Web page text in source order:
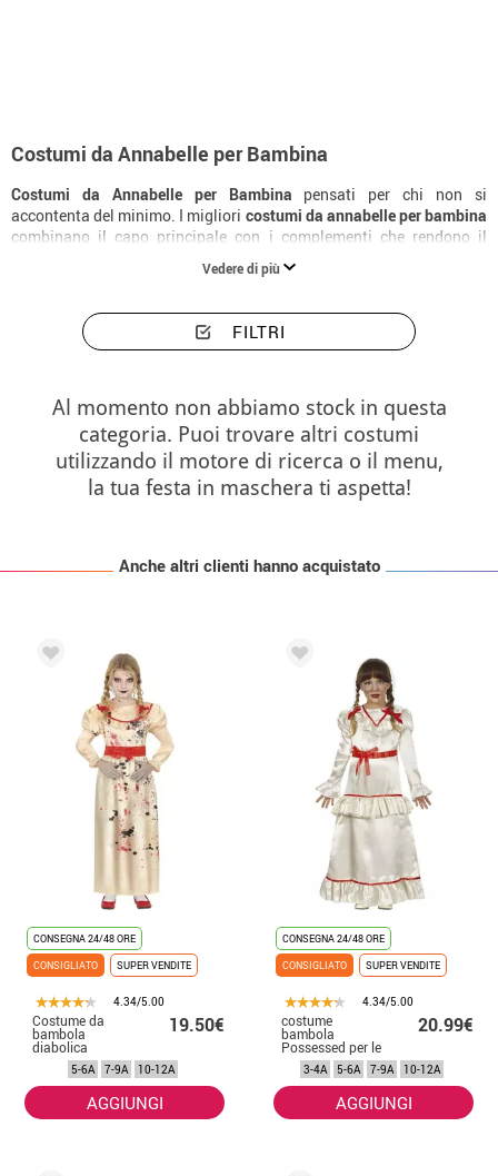
Costumi da Annabelle per Bambina
Costumi da Annabelle per Bambina pensati per chi non si
accontenta del minimo. I migliori costumi da annabelle per bambina
combinano il capo principale con i complementi che rendono il
personaggio riconoscibile all'istante. Scopri tutta la collezione di
per bambina e trova la versione perfetta per il
Vedere di più
FILTRI
Al momento non abbiamo stock in questa
categoria. Puoi trovare altri costumi
utilizzando il motore di ricerca o il menu,
la tua festa in maschera ti aspetta!
Anche altri clienti hanno acquistato
CONSEGNA 24/48 ORE
CONSIGLIATO
SUPER VENDITE
4.34/5.00
Costume da
bambola
diabolica
assassina per
ragazza
19.50€
5-6A 7-9A 10-12A
AGGIUNGI
CONSEGNA 24/48 ORE
CONSIGLIATO
SUPER VENDITE
4.34/5.00
costume
bambola
Possessed per le
ragazze
20.99€
3-4A 5-6A 7-9A 10-12A
AGGIUNGI